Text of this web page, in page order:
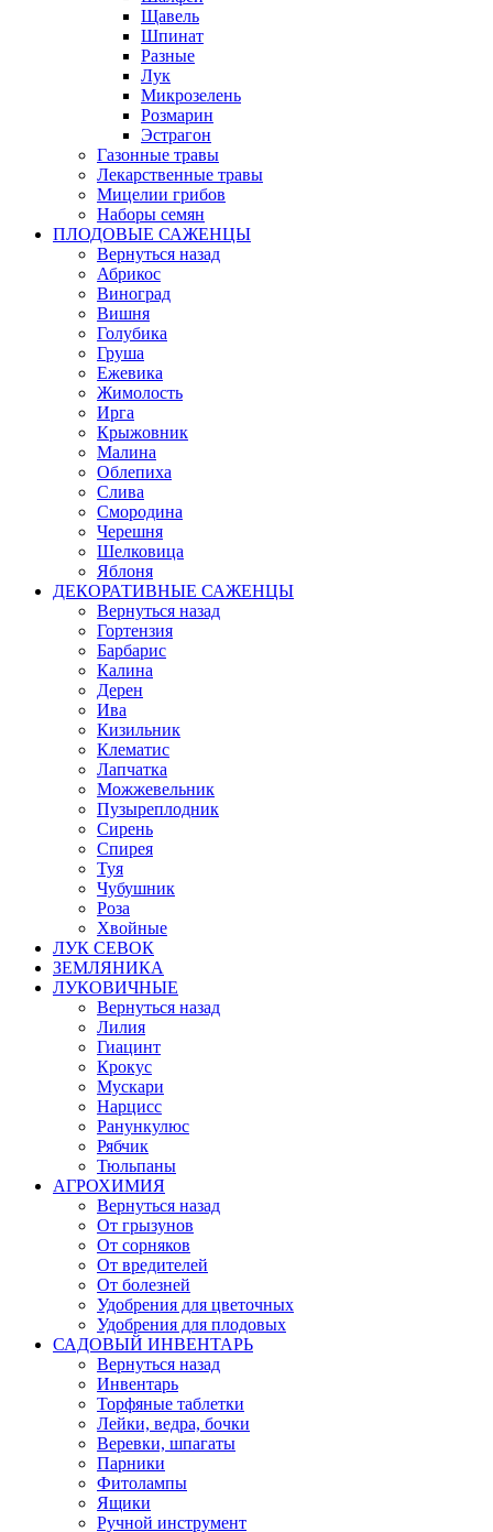
Щавель
Шпинат
Разные
Лук
Микрозелень
Розмарин
Эстрагон
Газонные травы
Лекарственные травы
Мицелии грибов
Наборы семян
ПЛОДОВЫЕ САЖЕНЦЫ
Вернуться назад
Абрикос
Виноград
Вишня
Голубика
Груша
Ежевика
Жимолость
Ирга
Крыжовник
Малина
Облепиха
Слива
Смородина
Черешня
Шелковица
Яблоня
ДЕКОРАТИВНЫЕ САЖЕНЦЫ
Вернуться назад
Гортензия
Барбарис
Калина
Дерен
Ива
Кизильник
Клематис
Лапчатка
Можжевельник
Пузыреплодник
Сирень
Спирея
Туя
Чубушник
Роза
Хвойные
ЛУК СЕВОК
ЗЕМЛЯНИКА
ЛУКОВИЧНЫЕ
Вернуться назад
Лилия
Гиацинт
Крокус
Мускари
Нарцисс
Ранункулюс
Рябчик
Тюльпаны
АГРОХИМИЯ
Вернуться назад
От грызунов
От сорняков
От вредителей
От болезней
Удобрения для цветочных
Удобрения для плодовых
САДОВЫЙ ИНВЕНТАРЬ
Вернуться назад
Инвентарь
Торфяные таблетки
Лейки, ведра, бочки
Веревки, шпагаты
Парники
Фитолампы
Ящики
Ручной инструмент